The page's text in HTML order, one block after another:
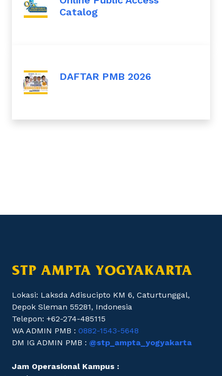
Catalog
DAFTAR PMB 2026
STP AMPTA YOGYAKARTA
Lokasi: Laksda Adisucipto KM 6, Caturtunggal,
Depok Sleman 55281, Indonesia
Telepon: +62-274-485115
WA ADMIN PMB : 0882-1543-5648
DM IG ADMIN PMB : @stp_ampta_yogyakarta
Jam Operasional Kampus :